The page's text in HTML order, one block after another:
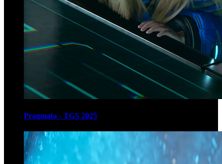
Pragmata - TGS 2025